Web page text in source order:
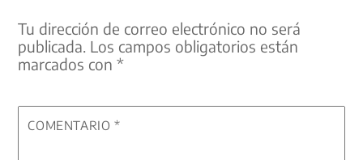
Tu dirección de correo electrónico no será
publicada. Los campos obligatorios están
marcados con*
COMENTARIO*